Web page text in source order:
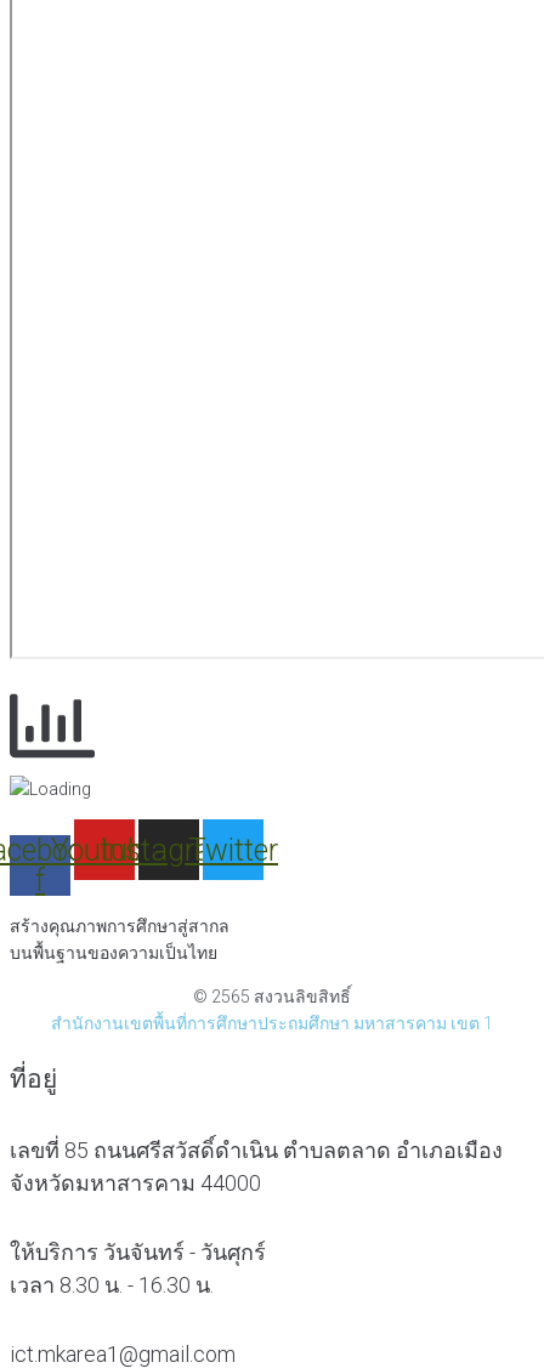
f
Youtube
Instagram
Twitter
สร้างคุณภาพการศึกษาสู่สากล
บนพื้นฐานของความเป็นไทย
© 2565 สงวนลิขสิทธิ์
สำนักงานเขตพื้นที่การศึกษาประถมศึกษา มหาสารคาม เขต 1
ที่อยู่
เลขที่ 85 ถนนศรีสวัสดิ์ดำเนิน ตำบลตลาด อำเภอเมือง
จังหวัดมหาสารคาม 44000
ให้บริการ วันจันทร์ - วันศุกร์
เวลา 8.30 น. - 16.30 น.
ict.mkarea1@gmail.com